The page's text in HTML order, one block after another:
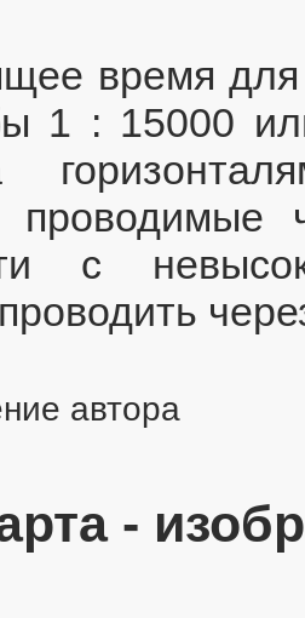
время
1 : 15000
с
автора
-